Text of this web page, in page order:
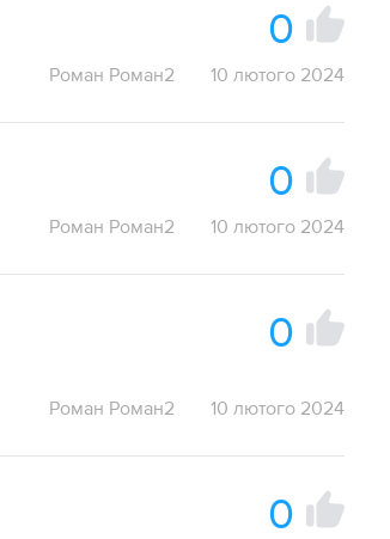
0
Роман Роман2 10 лютого 2024
0
Роман Роман2 10 лютого 2024
0
Роман Роман2 10 лютого 2024
0